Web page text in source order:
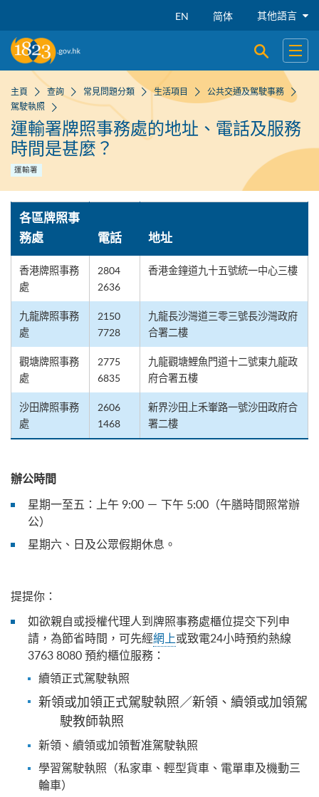
EN 简体 其他語言
開啟搜尋
開啟
主頁 查詢 常見問題分類 生活項目
公共交通及駕駛事務
駕駛執照
運輸署牌照事務處的地址、電話及服務
時間是甚麼？
運輸署
各區牌照事
務處
電話 地址
香港牌照事務
處
2804
2636
香港金鐘道九十五號統一中心三樓
九龍牌照事務
處
2150
7728
九龍長沙灣道三零三號長沙灣政府
合署二樓
觀塘牌照事務
處
2775
6835
九龍觀塘鯉魚門道十二號東九龍政
府合署五樓
沙田牌照事務
處
2606
1468
新界沙田上禾輋路一號沙田政府合
署二樓
辦公時間
星期一至五：上午 9:00 － 下午 5:00（午膳時間照常辦
公）
星期六、日及公眾假期休息。
提提你：
如欲親自或授權代理人到牌照事務處櫃位提交下列申
請，為節省時間，可先經網上或致電24小時預約熱線
3763 8080 預約櫃位服務：
續領正式駕駛執照
新領或加領正式駕駛執照／新領、續領或加領駕
駛教師執照
新領、續領或加領暫准駕駛執照
學習駕駛執照（私家車、輕型貨車、電單車及機動三
輪車）